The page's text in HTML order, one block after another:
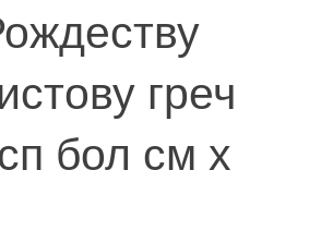
греч
бол см х